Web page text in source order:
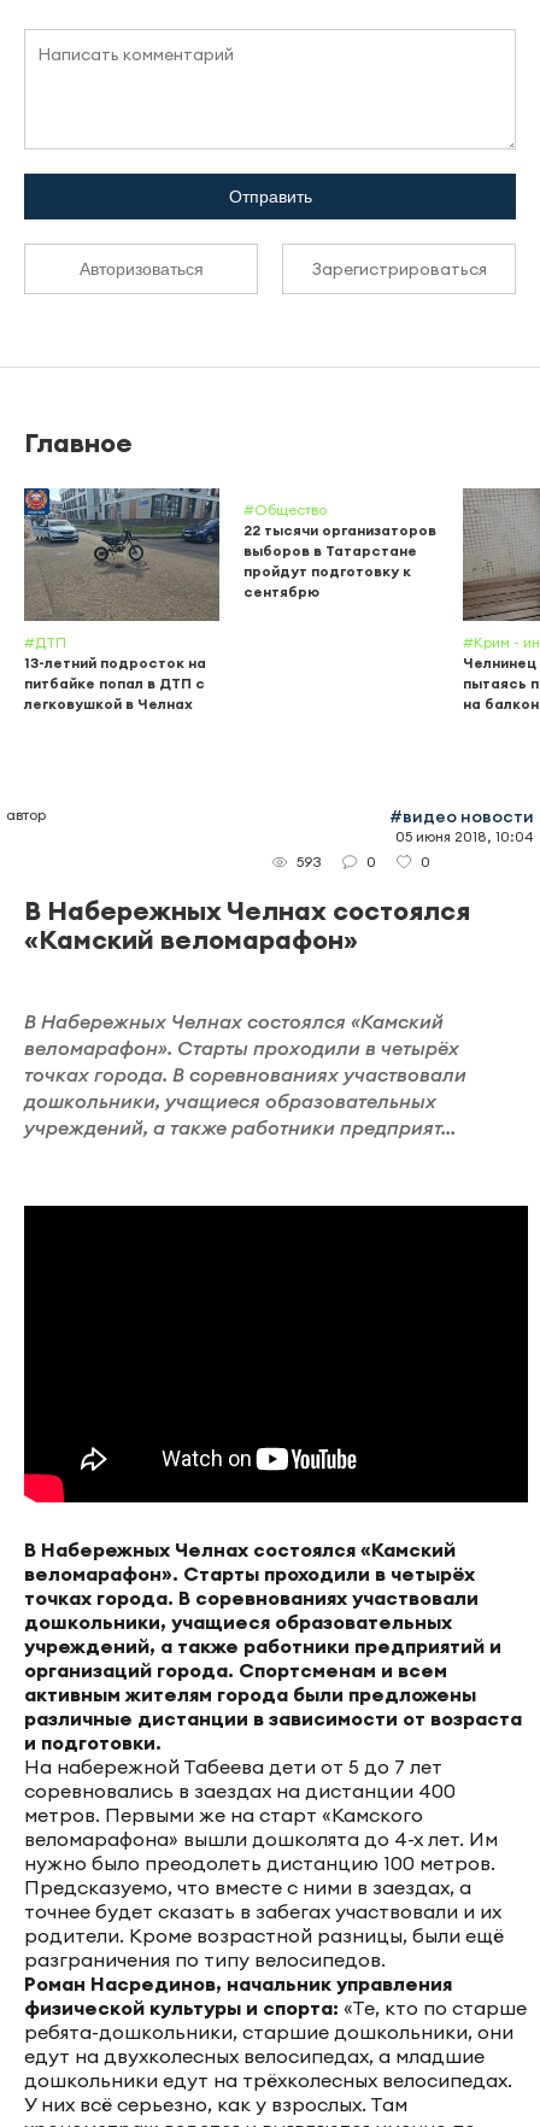
Отправить
Авторизоваться Зарегистрироваться
Главное
#ДТП
13-летний подросток на
питбайке попал в ДТП с
легковушкой в Челнах
#Общество
22 тысячи организаторов
выборов в Татарстане
пройдут подготовку к
сентябрю
#Крим -
Челнинец
пытаясь
на
автор #видео новости
05 июня 2018, 10:04
593
0 0
В Набережных Челнах состоялся
«Камский веломарафон»
В Набережных Челнах состоялся «Камский
веломарафон». Старты проходили в четырёх
точках города. В соревнованиях участвовали
дошкольники, учащиеся образовательных
учреждений, а также работники предприят...
В Набережных Челнах состоялся «Камский
веломарафон». Старты проходили в четырёх
точках города. В соревнованиях участвовали
дошкольники, учащиеся образовательных
учреждений, а также работники предприятий и
организаций города. Спортсменам и всем
активным жителям города были предложены
различные дистанции в зависимости от возраста
и подготовки.
На набережной Табеева дети от 5 до 7 лет
соревновались в заездах на дистанции 400
метров. Первыми же на старт «Камского
веломарафона» вышли дошколята до 4-х лет. Им
нужно было преодолеть дистанцию 100 метров.
Предсказуемо, что вместе с ними в заездах, а
точнее будет сказать в забегах участвовали и их
родители. Кроме возрастной разницы, были ещё
разграничения по типу велосипедов.
Роман Насрединов, начальник управления
физической культуры и спорта: «Те, кто по старше
ребята-дошкольники, старшие дошкольники, они
едут на двухколесных велосипедах, а младшие
дошкольники едут на трёхколесных велосипедах.
У них всё серьезно, как у взрослых. Там